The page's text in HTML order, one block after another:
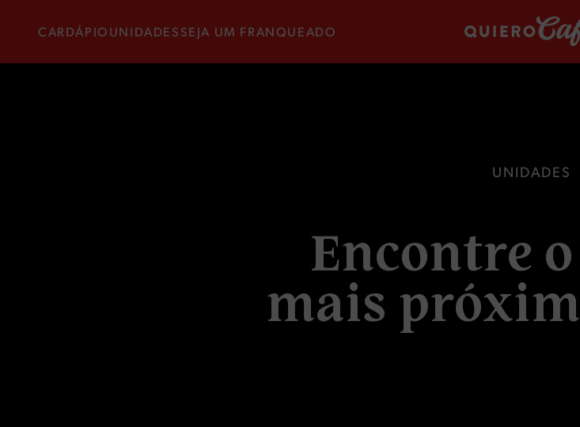
CARDÁPIOUNIDADESSEJA UM FRANQUEADO
UNIDADES
Encontre o
mais próxim